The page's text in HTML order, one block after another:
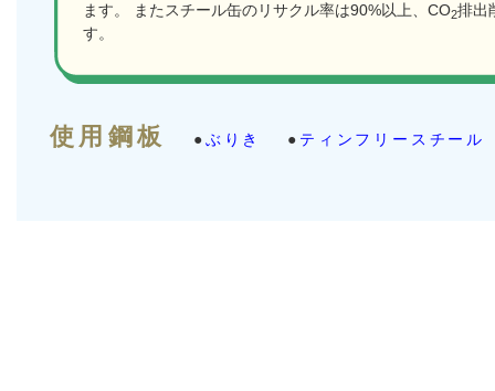
ます。 またスチール缶のリサクル率は90%以上、CO2排出
す。
使用鋼板 ぶりき ティンフリースチール